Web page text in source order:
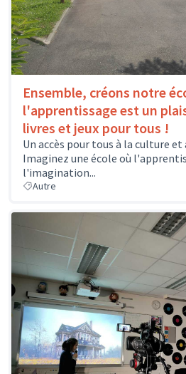
Ensemble, créons notre
l'apprentissage est un
livres et jeux pour tous !
Un accès pour tous à la culture et
Imaginez une école où
l'imagination...
Autre